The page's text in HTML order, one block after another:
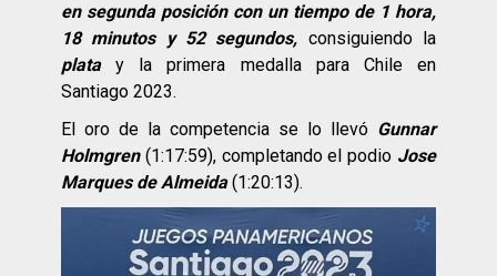
en segunda posición con un tiempo de 1 hora,
18 minutos y 52 segundos, consiguiendo la
platay la primera medalla para Chile en
Santiago 2023.
El oro de la competencia se lo llevó Gunnar
Holmgren(1:17:59), completando el podio Jose
Marques de Almeida(1:20:13).